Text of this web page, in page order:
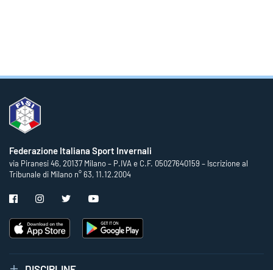
Federazione Italiana Sport Invernali
via Piranesi 46, 20137 Milano – P.IVA e C.F. 05027640159 – Iscrizione al
Tribunale di Milano n° 63, 11.12.2004